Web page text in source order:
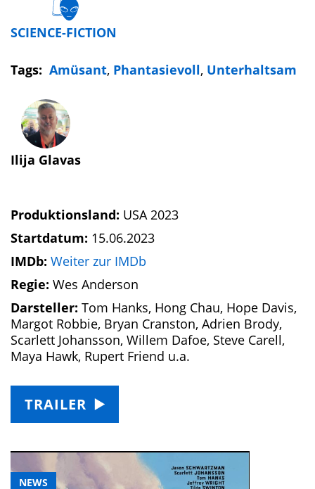
NEWS
SCIENCE-FICTION
Tags: Amüsant, Phantasievoll, Unterhaltsam
Ilija Glavas
Produktionsland: USA 2023
Startdatum: 15.06.2023
IMDb: Weiter zur IMDb
Regie: Wes Anderson
Darsteller: Tom Hanks, Hong Chau, Hope Davis,
Margot Robbie, Bryan Cranston, Adrien Brody,
Scarlett Johansson, Willem Dafoe, Steve Carell,
Maya Hawk, Rupert Friend u.a.
TRAILER